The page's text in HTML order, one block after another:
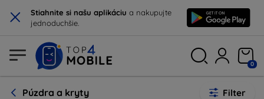
× Stiahnite si našu aplikáciu a nakupujte
jednoduchšie.
0
Púzdra a kryty Filter